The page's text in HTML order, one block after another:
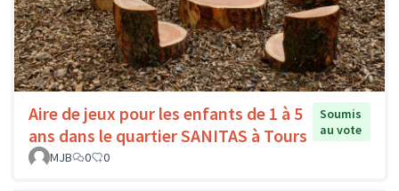
Aire de jeux pour les enfants de 1 à 5
ans dans le quartier SANITAS à Tours
Soumis
au vote
MJB
0 0